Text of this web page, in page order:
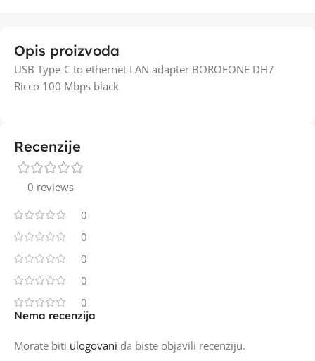
Opis proizvoda
USB Type-C to ethernet LAN adapter BOROFONE DH7
Ricco 100 Mbps black
Recenzije
0 reviews
0
0
0
0
0
Nema recenzija
Morate biti ulogovani da biste objavili recenziju.